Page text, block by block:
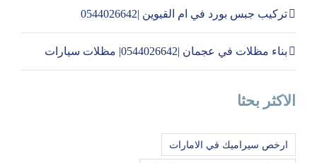
تركيب جبس بورد في ام القيوين |0544026642
بناء مظلات في عجمان |0544026642| مظلات سيارات
الاكثر بحثا
ارخص سيراميك في الامارات